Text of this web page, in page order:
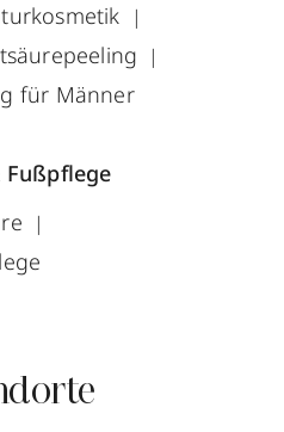
für Männer
Fußpflege